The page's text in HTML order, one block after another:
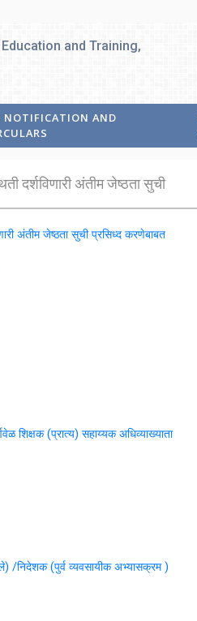
and Training,
NOTIFICATION AND
दर्शविणारी अंतीम जेष्ठता सुची
अंतीम जेष्ठता सुची प्रसिध्द करणेबाबत
शिक्षक (प्रात्य) सहाय्यक अधिव्याख्याता
/निदेशक (पुर्व व्यवसायीक अभ्यासक्रम )